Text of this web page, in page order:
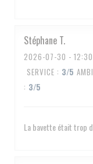
Stéphane T
2026-07-30 -
SERVICE : 3/5
: 3/5
La bavette était trop